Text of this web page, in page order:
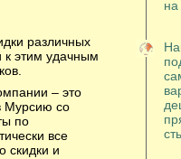
различных
этим удачным
– это
Мурсию со
по
все
скидки и